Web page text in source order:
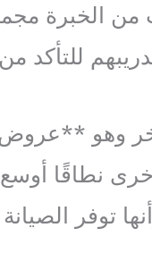
من الخبرة
وهو **عروض
نطاقًا أوسع
توفر